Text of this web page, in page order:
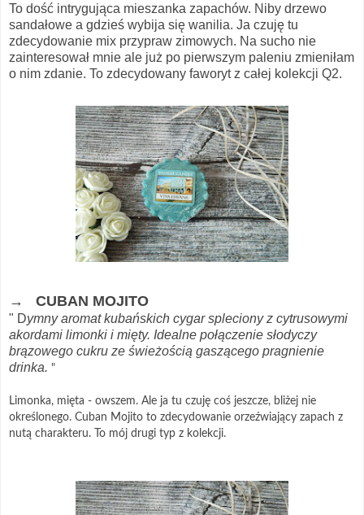
To dość intrygująca mieszanka zapachów. Niby drzewo
sandałowe a gdzieś wybija się wanilia. Ja czuję tu
zdecydowanie mix przypraw zimowych. Na sucho nie
zainteresował mnie ale już po pierwszym paleniu zmieniłam
o nim zdanie. To zdecydowany faworyt z całej kolekcji Q2.
→ CUBAN MOJITO
" Dymny aromat kubańskich cygar spleciony z cytrusowymi
akordami limonki i mięty. Idealne połączenie słodyczy
brązowego cukru ze świeżością gaszącego pragnienie
drinka. "
Limonka, mięta - owszem. Ale ja tu czuję coś jeszcze, bliżej nie
określonego. Cuban Mojito to zdecydowanie orzeźwiający zapach z
nutą charakteru. To mój drugi typ z kolekcji.